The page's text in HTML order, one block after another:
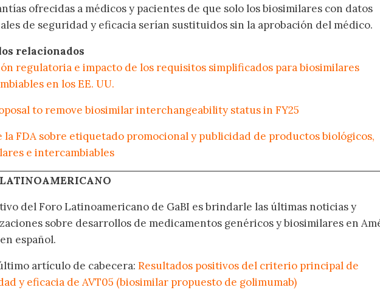
ofrecidas a médicos y pacientes de que solo los biosimilares con datos
de seguridad y eficacia serían sustituidos sin la aprobación del médico.
relacionados
regulatoria e impacto de los requisitos simplificados para biosimilares
en los EE. UU.
to remove biosimilar interchangeability status in FY25
la FDA sobre etiquetado promocional y publicidad de productos biológicos,
e intercambiables
del Foro Latinoamericano de GaBI es brindarle las últimas noticias y
sobre desarrollos de medicamentos genéricos y biosimilares en
español.
artículo de cabecera: Resultados positivos del criterio principal de
y eficacia de AVT05 (biosimilar propuesto de golimumab)